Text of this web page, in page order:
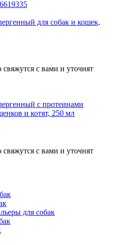
для собак и кошек,
с вами и уточнят
с протеинами
и котят, 250 мл
с вами и уточнят
для собак